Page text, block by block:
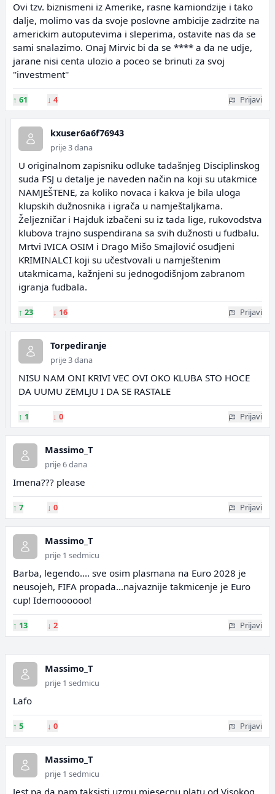
Ovi tzv. biznismeni iz Amerike, rasne kamiondzije i tako
dalje, molimo vas da svoje poslovne ambicije zadrzite na
americkim autoputevima i sleperima, ostavite nas da se
sami snalazimo. Onaj Mirvic bi da se **** a da ne udje,
jarane nisi centa ulozio a poceo se brinuti za svoj
''investment''
↑ 61 ↓ 4 Prijavi
kxuser6a6f76943
prije 3 dana
U originalnom zapisniku odluke tadašnjeg Disciplinskog
suda FSJ u detalje je naveden način na koji su utakmice
NAMJEŠTENE, za koliko novaca i kakva je bila uloga
klupskih dužnosnika i igrača u namještaljkama.
Željezničar i Hajduk izbačeni su iz tada lige, rukovodstva
klubova trajno suspendirana sa svih dužnosti u fudbalu.
Mrtvi IVICA OSIM i Drago Mišo Smajlović osuđjeni
KRIMINALCI koji su učestvovali u namještenim
utakmicama, kažnjeni su jednogodišnjom zabranom
igranja fudbala.
↑ 23 ↓ 16 Prijavi
Torpediranje
prije 3 dana
NISU NAM ONI KRIVI VEC OVI OKO KLUBA STO HOCE
DA UUMU ZEMLJU I DA SE RASTALE
↑ 1 ↓ 0 Prijavi
Massimo_T
prije 6 dana
Imena??? please
↑ 7 ↓ 0 Prijavi
Massimo_T
prije 1 sedmicu
Barba, legendo.... sve osim plasmana na Euro 2028 je
neusojeh, FIFA propada...najvaznije takmicenje je Euro
cup! Idemoooooo!
↑ 13 ↓ 2 Prijavi
Massimo_T
prije 1 sedmicu
Lafo
↑ 5 ↓ 0 Prijavi
Massimo_T
prije 1 sedmicu
Jest pa da nam taksisti uzmu mjesecnu platu od Visokog